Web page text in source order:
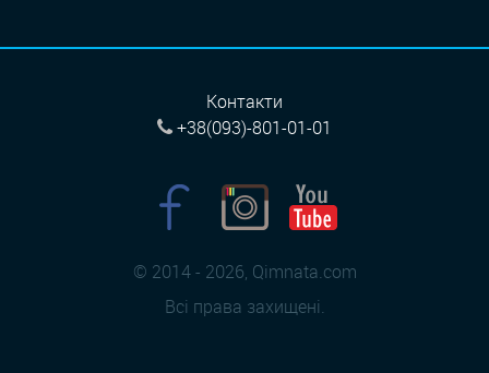
© 2014 - 2026, Qimnata.com
Всі права захищені.
Контакти
+38(093)-801-01-01